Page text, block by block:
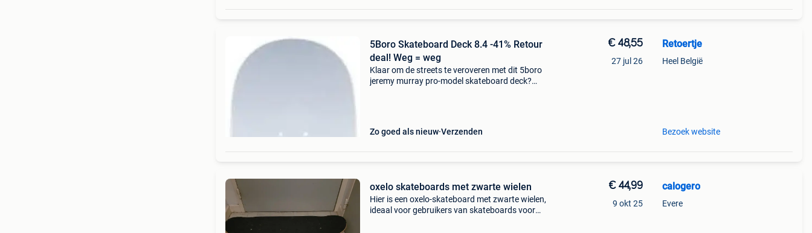
5Boro Skateboard Deck 8.4 -41% Retour
deal! Weg = weg
Klaar om de streets te veroveren met dit 5boro
jeremy murray pro-model skateboard deck?
Zo goed als nieuw Verzenden
€ 48,55
27 jul 26
Retoertje
Heel België
Bezoek website
oxelo skateboards met zwarte wielen
Hier is een oxelo-skateboard met zwarte wielen,
ideaal voor gebruikers van skateboards voor
€ 44,99
9 okt 25
calogero
Evere